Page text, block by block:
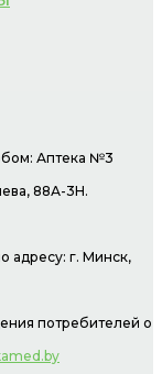
Аптека №3
88А-3Н.
адресу: г. Минск,
потребителей о